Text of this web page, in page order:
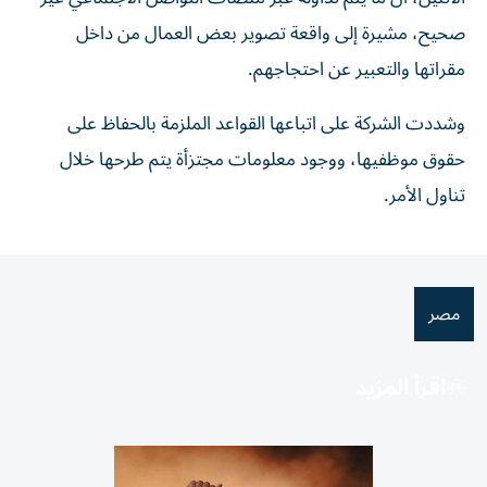
صحيح، مشيرة إلى واقعة تصوير بعض العمال من داخل
مقراتها والتعبير عن احتجاجهم.
وشددت الشركة على اتباعها القواعد الملزمة بالحفاظ على
حقوق موظفيها، ووجود معلومات مجتزأة يتم طرحها خلال
تناول الأمر.
مصر